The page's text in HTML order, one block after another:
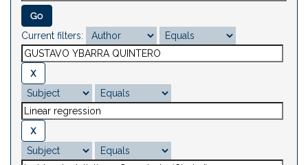
Current filters: